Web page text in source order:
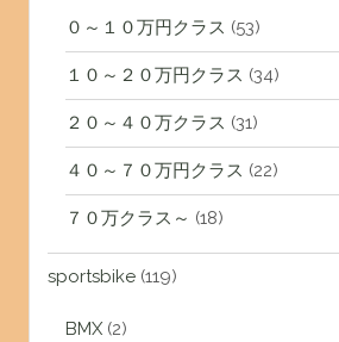
０～１０万円クラス (53)
１０～２０万円クラス (34)
２０～４０万クラス (31)
４０～７０万円クラス (22)
７０万クラス～ (18)
sportsbike(119)
BMX(2)